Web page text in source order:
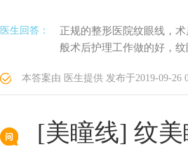
医生回答：
正规的整形医院纹眼线，
般术后护理工作做的好，
本答案由 医生提供 发布于2019-09-26
[美瞳线] 纹